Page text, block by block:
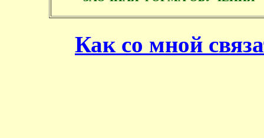
Как со мной